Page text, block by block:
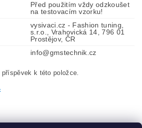
Před použitím vždy odzkoušet
na testovacím vzorku!
vysivaci.cz - Fashion tuning,
s.r.o., Vrahovická 14, 796 01
Prostějov, ČR
info@gmstechnik.cz
k této položce.